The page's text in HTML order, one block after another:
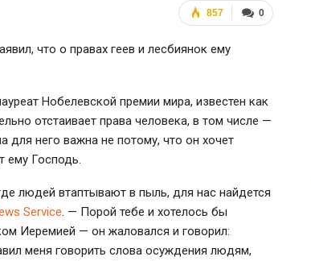
0
857
что о правах геев и лесбиянок ему
Нобелевской премии мира, известен как
отстаивает права человека, в том числе —
для него важна не потому, что он хочет
ему Господь.
людей втаптывают в пыль, для нас найдется
Service . — Порой тебе и хотелось бы
Иеремией — он жаловался и говорил:
меня говорить слова осуждения людям,